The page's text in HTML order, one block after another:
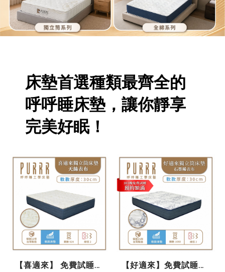
床墊首選種類最齊全的
呼呼睡床墊，讓你靜享
完美好眠！
【喜適來】 免費試睡
【好適來】免費試睡